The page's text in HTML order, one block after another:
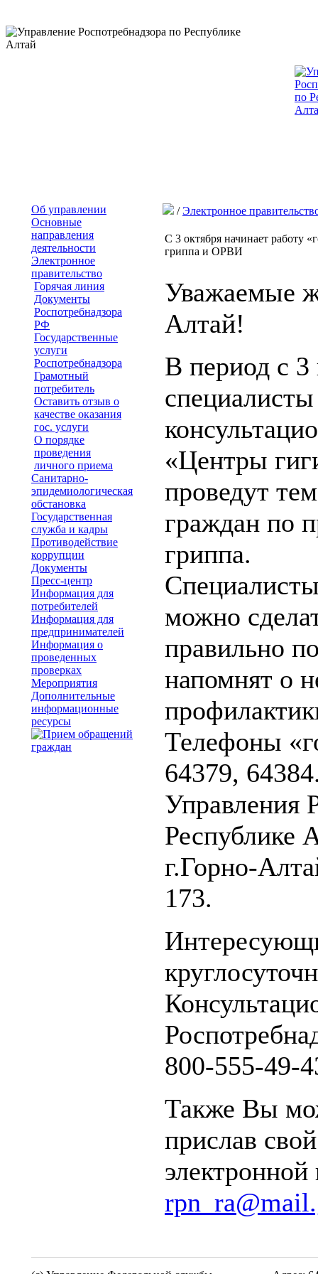
Об управлении
Основные
направления
деятельности
Электронное
правительство
Горячая линия
Документы
Роспотребнадзора
РФ
Государственные
услуги
Роспотребнадзора
Грамотный
потребитель
Оставить отзыв о
качестве оказания
гос. услуги
О порядке
проведения
личного приема
Санитарно-
эпидемиологическая
обстановка
Государственная
служба и кадры
Противодействие
коррупции
Документы
Пресс-центр
Информация для
потребителей
Информация для
предпринимателей
Информация о
проведенных
проверках
Мероприятия
Дополнительные
информационные
ресурсы
/Электронное
С 3 октября начинает работу
гриппа и ОРВИ
Уважаемые
Алтай!
В период с 3
«Центры
проведут
граждан по
гриппа.
можно
правильно
напомнят о
Телефоны
64379,
Управления
Республике
г.Горно-
173.
800-555-49-
Также Вы
прислав